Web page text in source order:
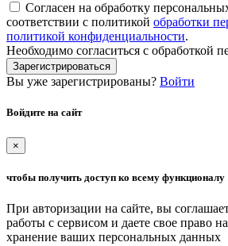
Согласен на обработку
соответствии с политикой обработки
политикой конфиденциальности.
Необходимо согласиться с обработкой
Зарегистрироваться
Вы уже зарегистрированы? Войти
Войдите на сайт
×
чтобы получить доступ ко всему функционалу
При авторизации на сайте, вы
работы с сервисом и даете свое право
хранение ваших персональных данных